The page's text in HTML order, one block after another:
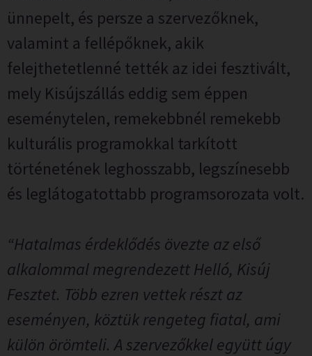
ünnepelt, és persze a szervezőknek,
valamint a fellépőknek, akik
felejthetetlenné tették az idei fesztivált,
mely Kisújszállás eddig sem éppen
eseménytelen, remekebbnél remekebb
kulturális programokkal tarkított
történetének leghosszabb, legszínesebb
és leglátogatottabb programsorozata volt.
“Hatalmas érdeklődés övezte az első
alkalommal megrendezett Helló, Kisúj
Fesztet. Több ezren vettek részt az
eseményen, köztük rengeteg fiatal, ami
külön örömteli. A szervezőkkel együtt úgy